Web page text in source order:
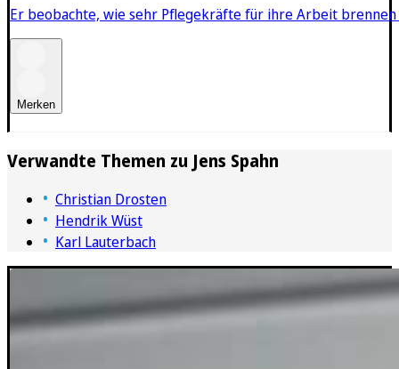
Er beobachte, wie sehr Pflegekräfte für ihre Arbeit brennen
Merken
Verwandte Themen zu Jens Spahn
Christian Drosten
Hendrik Wüst
Karl Lauterbach